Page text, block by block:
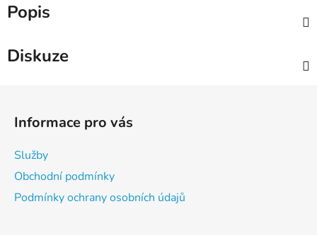
Popis
Diskuze
Informace pro vás
Služby
Obchodní podmínky
Podmínky ochrany osobních údajů